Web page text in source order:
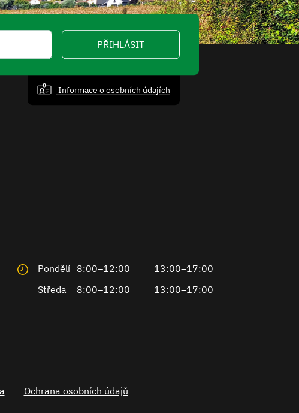
PŘIHLÁSIT
Informace o osobních údajích
Pondělí 8:00–12:00
13:00–17:00
Středa
8:00–12:00 13:00–17:00
Ochrana osobních údajů